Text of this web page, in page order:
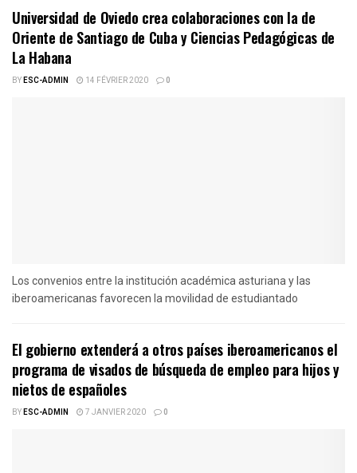
Universidad de Oviedo crea colaboraciones con la de
Oriente de Santiago de Cuba y Ciencias Pedagógicas de
La Habana
BYESC-ADMIN 14 FÉVRIER 2020 0
Los convenios entre la institución académica asturiana y las
iberoamericanas favorecen la movilidad de estudiantado
El gobierno extenderá a otros países iberoamericanos el
programa de visados de búsqueda de empleo para hijos y
nietos de españoles
BYESC-ADMIN 7 JANVIER 2020 0